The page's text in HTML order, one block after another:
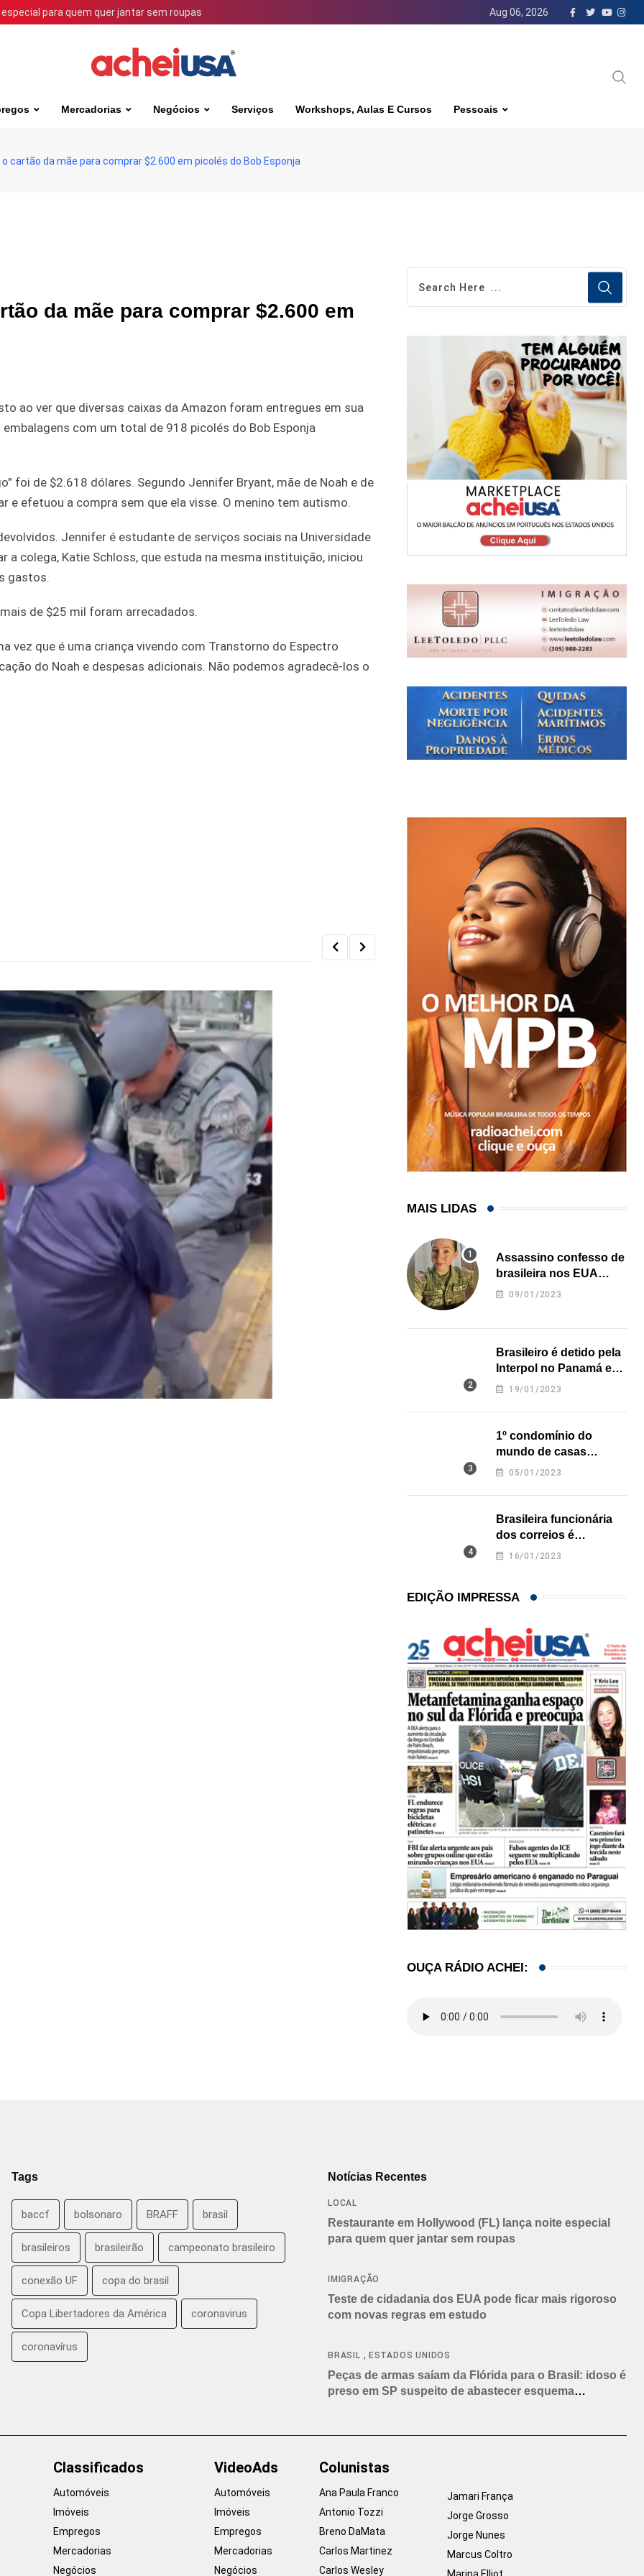
para quem quer jantar sem roupas Aug 06, 2026
Mercadorias Negócios Serviços Workshops, Aulas E Cursos Pessoais
cartão da mãe para comprar $2.600 em picolés do Bob Esponja
da mãe para comprar $2.600 em
ao ver que diversas caixas da Amazon foram entregues em sua
com um total de 918 picolés do Bob Esponja
foi de $2.618 dólares. Segundo Jennifer Bryant, mãe de Noah e de
e efetuou a compra sem que ela visse. O menino tem autismo.
Jennifer é estudante de serviços sociais na Universidade
a colega, Katie Schloss, que estuda na mesma instituição, iniciou
gastos.
de $25 mil foram arrecadados.
vez que é uma criança vivendo com Transtorno do Espectro
do Noah e despesas adicionais. Não podemos agradecê-los o
Em medida inédita, EUA revogam visto de
MAIS LIDAS
Assassino confesso de
brasileira nos EUA
revela onde deixou o
09/01/2023
Brasileiro é detido pela
Interpol no Panamá e
pode pegar prisão
19/01/2023
1º condomínio do
mundo de casas
impressas em 3D é
05/01/2023
Brasileira funcionária
dos correios é
assassinada a facadas
16/01/2023
EDIÇÃO IMPRESSA
OUÇA RÁDIO ACHEI:
Tags
baccf bolsonaro BRAFF brasil
brasileiros brasileirão campeonato brasileiro
conexão UF copa do brasil
Copa Libertadores da América coronavirus
coronavírus
Notícias Recentes
LOCAL
Restaurante em Hollywood (FL) lança noite especial
para quem quer jantar sem roupas
IMIGRAÇÃO
Teste de cidadania dos EUA pode ficar mais rigoroso
com novas regras em estudo
BRASIL , ESTADOS UNIDOS
Peças de armas saíam da Flórida para o Brasil: idoso é
preso em SP suspeito de abastecer esquema
Classificados
Automóveis
Imóveis
Empregos
Mercadorias
Negócios
VideoAds
Automóveis
Imóveis
Empregos
Mercadorias
Negócios
Colunistas
Ana Paula Franco
Antonio Tozzi
Breno DaMata
Carlos Martinez
Carlos Wesley
Jamari França
Jorge Grosso
Jorge Nunes
Marcus Coltro